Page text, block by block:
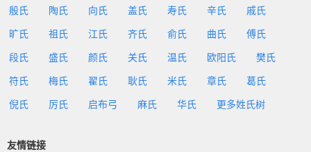
殷氏 陶氏 向氏 盖氏 寿氏 辛氏 戚氏
旷氏 祖氏 江氏 齐氏 俞氏 曲氏 傅氏
段氏 盛氏 颜氏 关氏 温氏 欧阳氏 樊氏
符氏 梅氏 翟氏 耿氏 米氏 章氏 葛氏
倪氏 厉氏 启布弓 麻氏 华氏 更多姓氏树
友情链接